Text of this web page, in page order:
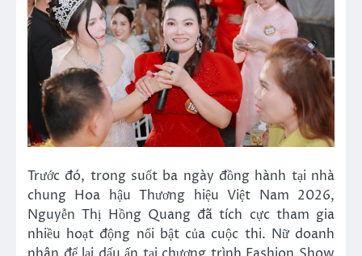
Trước đó, trong suốt ba ngày đồng hành tại nhà
chung Hoa hậu Thương hiệu Việt Nam 2026,
Nguyễn Thị Hồng Quang đã tích cực tham gia
nhiều hoạt động nổi bật của cuộc thi. Nữ doanh